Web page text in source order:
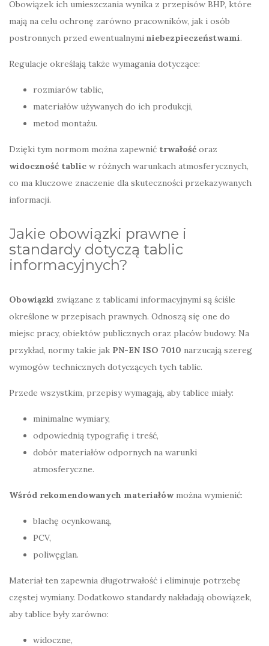
Obowiązek ich umieszczania wynika z przepisów BHP, które
mają na celu ochronę zarówno pracowników, jak i osób
postronnych przed ewentualnymi niebezpieczeństwami.
Regulacje określają także wymagania dotyczące:
rozmiarów tablic,
materiałów używanych do ich produkcji,
metod montażu.
Dzięki tym normom można zapewnić trwałość oraz
widoczność tablic w różnych warunkach atmosferycznych,
co ma kluczowe znaczenie dla skuteczności przekazywanych
informacji.
Jakie obowiązki prawne i
standardy dotyczą tablic
informacyjnych?
Obowiązki związane z tablicami informacyjnymi są ściśle
określone w przepisach prawnych. Odnoszą się one do
miejsc pracy, obiektów publicznych oraz placów budowy. Na
przykład, normy takie jak PN-EN ISO 7010 narzucają szereg
wymogów technicznych dotyczących tych tablic.
Przede wszystkim, przepisy wymagają, aby tablice miały:
minimalne wymiary,
odpowiednią typografię i treść,
dobór materiałów odpornych na warunki
atmosferyczne.
Wśród rekomendowanych materiałów można wymienić:
blachę ocynkowaną,
PCV,
poliwęglan.
Materiał ten zapewnia długotrwałość i eliminuje potrzebę
częstej wymiany. Dodatkowo standardy nakładają obowiązek,
aby tablice były zarówno:
widoczne,